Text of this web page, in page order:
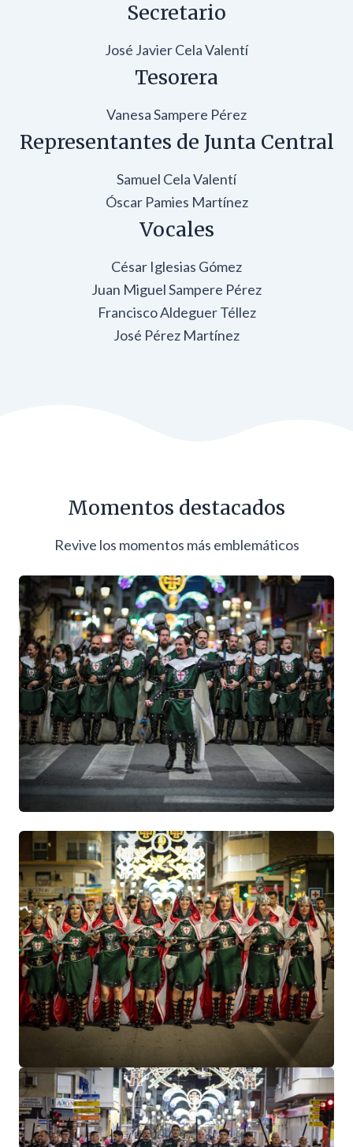
Secretario
José Javier Cela Valentí
Tesorera
Vanesa Sampere Pérez
Representantes de Junta Central
Samuel Cela Valentí
Óscar Pamies Martínez
Vocales
César Iglesias Gómez
Juan Miguel Sampere Pérez
Francisco Aldeguer Téllez
José Pérez Martínez
Momentos destacados
Revive los momentos más emblemáticos